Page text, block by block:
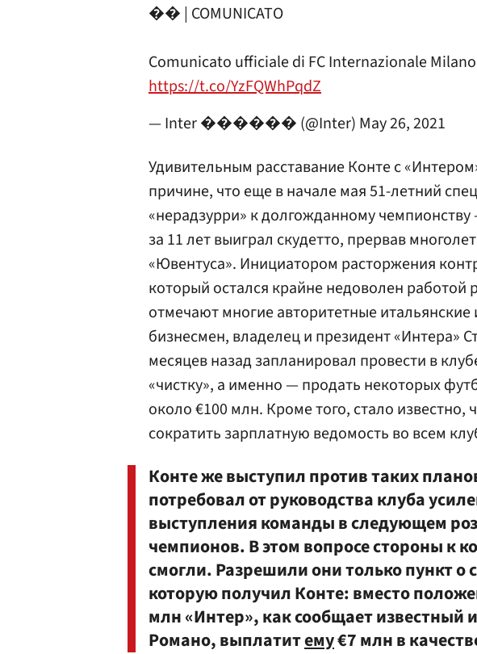
�� | COMUNICATO
Comunicato ufficiale di FC Internazionale
https://t.co/YzFQWhPqdZ
— Inter ������ (@Inter) May 26, 2021
Удивительным расставание Конте с
причине, что еще в начале мая 51-летний
«нерадзурри» к долгожданному
за 11 лет выиграл скудетто, прервав
«Ювентуса». Инициатором расторжения
который остался крайне недоволен работой
отмечают многие авторитетные итальянские
бизнесмен, владелец и президент «Интера»
месяцев назад запланировал провести в
«чистку», а именно — продать некоторых
около €100 млн. Кроме того, стало известно,
сократить зарплатную ведомость во всем
Конте же выступил против таких
потребовал от руководства клуба
выступления команды в следующем
чемпионов. В этом вопросе стороны к
смогли. Разрешили они только пункт о
которую получил Конте: вместо
млн «Интер», как сообщает известный
Романо, выплатитему€7 млн в